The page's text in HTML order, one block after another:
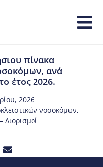
πίνακα
ανά
έτος 2026.
2026
νοσοκόμων,
Διορισμοί